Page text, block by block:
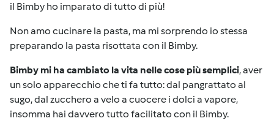
il Bimby ho imparato di tutto di più!
Non amo cucinare la pasta, ma mi sorprendo io stessa
preparando la pasta risottata con il Bimby.
Bimby mi ha cambiato la vita nelle cose più semplici, aver
un solo apparecchio che ti fa tutto: dal pangrattato al
sugo, dal zucchero a velo a cuocere i dolci a vapore,
insomma hai davvero tutto facilitato con il Bimby.